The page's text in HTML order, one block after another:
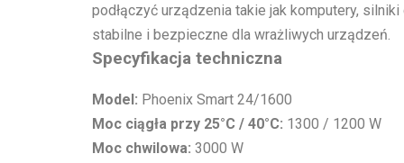
podłączyć urządzenia takie jak komputery,
stabilne i bezpieczne dla wrażliwych urządzeń.
Specyfikacja techniczna
Model: Phoenix Smart 24/1600
Moc ciągła przy 25°C / 40°C: 1300 / 1200 W
Moc chwilowa: 3000 W